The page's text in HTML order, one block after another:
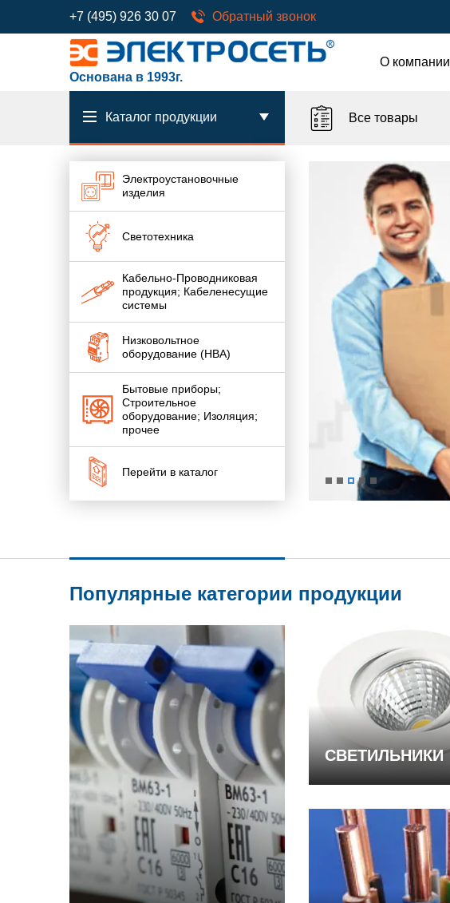
+7 (495) 926 30 07 Обратный звонок
Основана в 1993г.
О компании
Каталог продукции Все товары
Электроустановочные
изделия
Светотехника
Кабельно-Проводниковая
продукция; Кабеленесущие
системы
Низковольтное
оборудование (НВА)
Бытовые приборы;
Строительное
оборудование; Изоляция;
прочее
Перейти в каталог
Популярные категории продукции
СВЕТИЛЬНИКИ